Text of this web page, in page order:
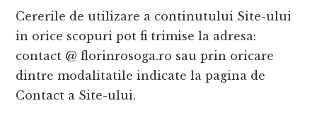
Cererile de utilizare a continutului Site-ului
in orice scopuri pot fi trimise la adresa:
contact @ florinrosoga.ro sau prin oricare
dintre modalitatile indicate la pagina de
Contact a Site-ului.